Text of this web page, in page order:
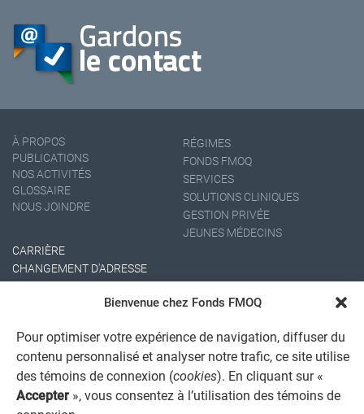
Bienvenue chez Fonds FMOQ
Pour optimiser votre expérience de navigation, diffuser du
contenu personnalisé et analyser notre trafic, ce site utilise
des témoins de connexion (cookies). En cliquant sur «
Accepter », vous consentez à l’utilisation des témoins de
À PROPOS
PUBLICATIONS
NOS ACTIVITÉS
GLOSSAIRE
NOUS JOINDRE
RÉGIMES
FONDS FMOQ
SERVICES
SOLUTIONS CLINIQUES
GESTION PRIVÉE
JEUNES MÉDECINS
CARRIÈRE
CHANGEMENT D'ADRESSE